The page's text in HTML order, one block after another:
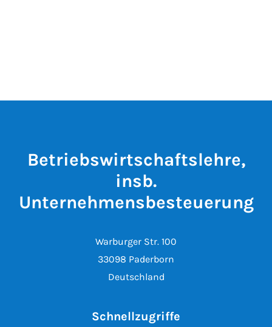
Betriebswirtschaftslehre,
insb.
Unternehmensbesteuerung
Warburger Str. 100
33098 Paderborn
Deutschland
Schnellzugriffe